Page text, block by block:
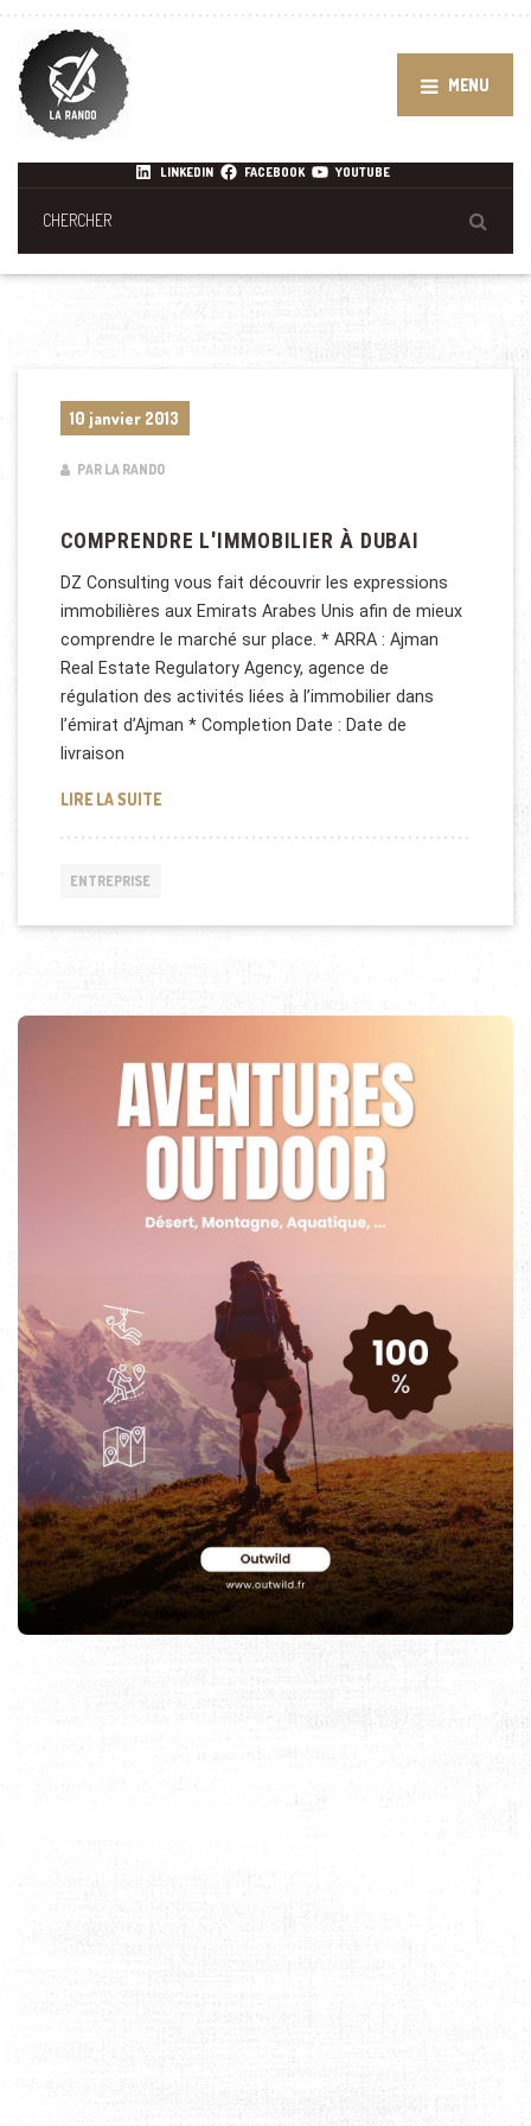
MENU
LINKEDIN FACEBOOK YOUTUBE
10 janvier 2013
PAR LA RANDO
COMPRENDRE L'IMMOBILIER À DUBAI
DZ Consulting vous fait découvrir les expressions
immobilières aux Emirats Arabes Unis afin de mieux
comprendre le marché sur place. * ARRA : Ajman
Real Estate Regulatory Agency, agence de
régulation des activités liées à l’immobilier dans
l’émirat d’Ajman * Completion Date : Date de
livraison
LIRE LA SUITECOMPRENDRE L'IMMOBILIER À DUBAI
ENTREPRISE